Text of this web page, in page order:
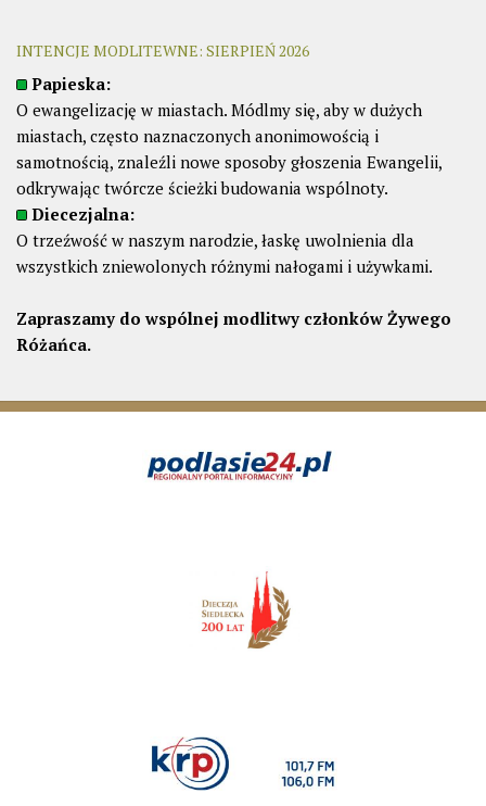
INTENCJE MODLITEWNE: SIERPIEŃ 2026
Papieska:
O ewangelizację w miastach. Módlmy się, aby w dużych
miastach, często naznaczonych anonimowością i
samotnością, znaleźli nowe sposoby głoszenia Ewangelii,
odkrywając twórcze ścieżki budowania wspólnoty.
Diecezjalna:
O trzeźwość w naszym narodzie, łaskę uwolnienia dla
wszystkich zniewolonych różnymi nałogami i używkami.
Zapraszamy do wspólnej modlitwy członków Żywego
Różańca.